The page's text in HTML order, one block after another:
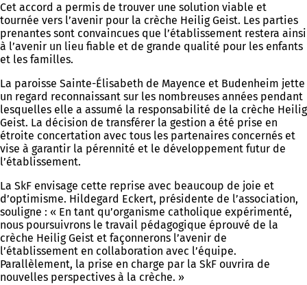
Cet accord a permis de trouver une solution viable et
tournée vers l’avenir pour la crèche Heilig Geist. Les parties
prenantes sont convaincues que l’établissement restera ainsi
à l’avenir un lieu fiable et de grande qualité pour les enfants
et les familles.
La paroisse Sainte-Élisabeth de Mayence et Budenheim jette
un regard reconnaissant sur les nombreuses années pendant
lesquelles elle a assumé la responsabilité de la crèche Heilig
Geist. La décision de transférer la gestion a été prise en
étroite concertation avec tous les partenaires concernés et
vise à garantir la pérennité et le développement futur de
l’établissement.
La SkF envisage cette reprise avec beaucoup de joie et
d’optimisme. Hildegard Eckert, présidente de l’association,
souligne : « En tant qu’organisme catholique expérimenté,
nous poursuivrons le travail pédagogique éprouvé de la
crèche Heilig Geist et façonnerons l’avenir de
l’établissement en collaboration avec l’équipe.
Parallèlement, la prise en charge par la SkF ouvrira de
nouvelles perspectives à la crèche. »